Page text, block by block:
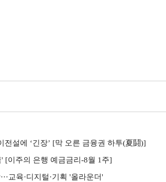
설에 ‘긴장’ [막 오른 금융권 하투(夏鬪)]
[이주의 은행 예금금리-8월 1주]
교육·디지털·기획 '올라운더'